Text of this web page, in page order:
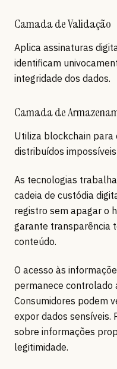
Camada de Validação
Aplica assinaturas
identificam
integridade dos dados.
Camada de
Utiliza blockchain
distribuídos
As tecnologias
cadeia de custódia
registro sem apagar o
garante transparência
conteúdo.
O acesso às
permanece controlado
Consumidores podem
expor dados
sobre informações
legitimidade.